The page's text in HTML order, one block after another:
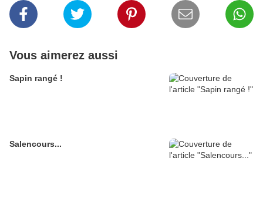
Vous aimerez aussi
Sapin rangé !
Salencours...